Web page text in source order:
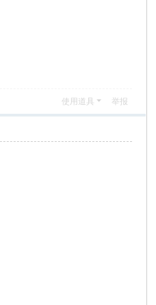
使用道具 举报